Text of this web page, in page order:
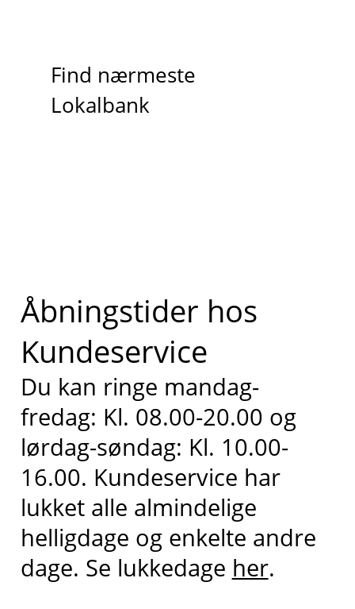
Find nærmeste
Lokalbank
Åbningstider hos
Kundeservice
Du kan ringe mandag-
fredag: Kl. 08.00-20.00 og
lørdag-søndag: Kl. 10.00-
16.00. Kundeservice har
lukket alle almindelige
helligdage og enkelte andre
dage. Se lukkedage her.